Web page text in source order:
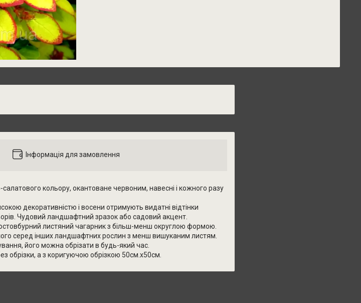
Інформація для замовлення
кольору, окантоване червоним, навесні і кожного разу
декоративністю і восени отримують видатні відтінки
Чудовий ландшафтний зразок або садовий акцент.
листяний чагарник з більш-менш округлою формою.
серед інших ландшафтних рослин з менш вишуканим листям.
його можна обрізати в будь-який час.
обрізки, а з коригуючою обрізкою 50см.х50см.